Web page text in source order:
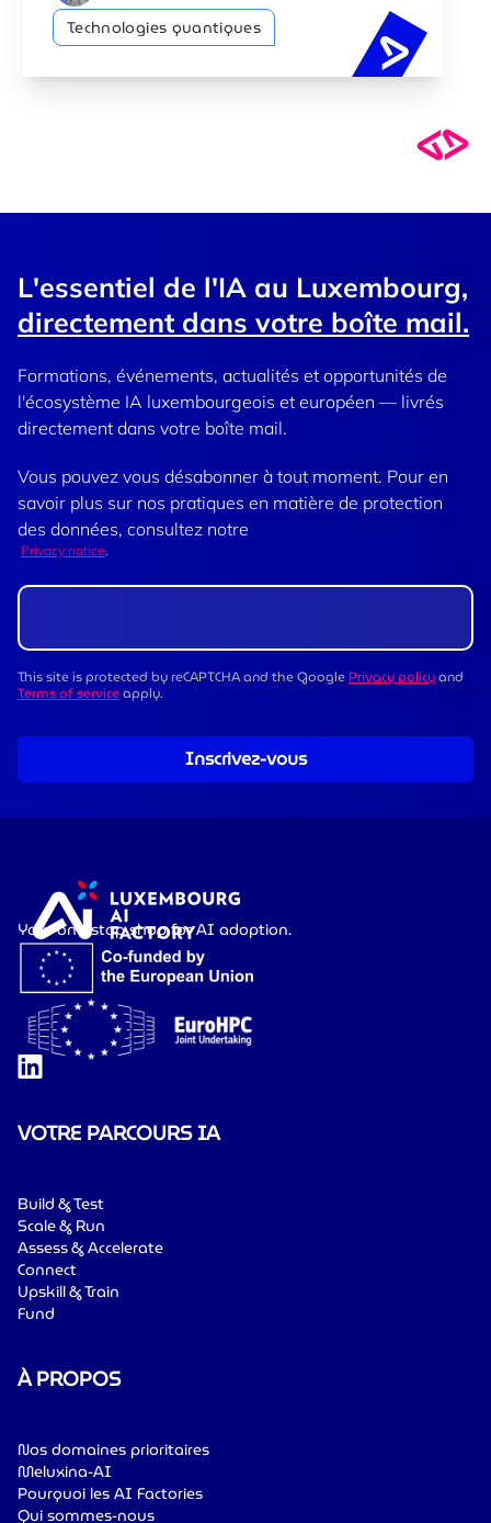
Technologies quantiques
L'essentiel de l'IA au Luxembourg,
directement dans votre boîte mail.
Formations, événements, actualités et opportunités de
l'écosystème IA luxembourgeois et européen — livrés
directement dans votre boîte mail.
Vous pouvez vous désabonner à tout moment. Pour en
savoir plus sur nos pratiques en matière de protection
des données, consultez notre
Privacy notice.
This site is protected by reCAPTCHA and the GooglePrivacy policyand
Terms of serviceapply.
Inscrivez-vous
Your one-stop shop for AI adoption.
VOTRE PARCOURS IA
Build & Test
Scale & Run
Assess & Accelerate
Connect
Upskill & Train
Fund
À PROPOS
Nos domaines prioritaires
Meluxina-AI
Pourquoi les AI Factories
Qui sommes-nous